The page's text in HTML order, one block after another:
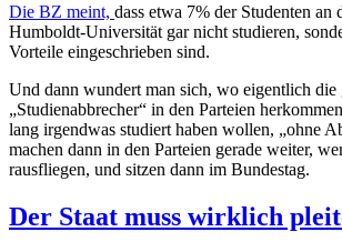
Die BZ meint, dass etwa 7% der Studenten an
Humboldt-Universität gar nicht studieren,
Vorteile eingeschrieben sind.
Und dann wundert man sich, wo eigentlich die
„Studienabbrecher“ in den Parteien
lang irgendwas studiert haben wollen, „ohne
machen dann in den Parteien gerade weiter,
rausfliegen, und sitzen dann im Bundestag.
Der Staat muss wirklich